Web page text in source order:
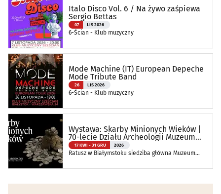
Italo Disco Vol. 6 / Na żywo zaśpiewa
Sergio Bettas
07 LIS 2026
6-Ścian - Klub muzyczny
Mode Machine (IT) European Depeche
Mode Tribute Band
26 LIS 2026
6-Ścian - Klub muzyczny
Wystawa: Skarby Minionych Wieków |
70-lecie Działu Archeologii Muzeum
Podlaskiego
17 KWI - 31 GRU 2026
Ratusz w Białymstoku siedziba główna Muzeum